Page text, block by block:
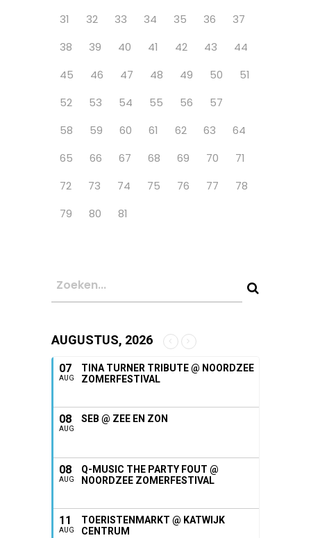
31
32 33 34 35 36
37
38
39 40 41 42 43
44
45
46 47 48 49 50
51
52
53 54 55 56
57
58
59 60 61 62 63
64
65
66 67 68 69 70
71
72
73 74 75 76 77
78
79
80 81
AUGUSTUS, 2026
07
AUG
TINA TURNER TRIBUTE @ NOORDZEE
ZOMERFESTIVAL
08
AUG
SEB @ ZEE EN ZON
08
AUG
Q-MUSIC THE PARTY FOUT @
NOORDZEE ZOMERFESTIVAL
11
AUG
TOERISTENMARKT @ KATWIJK
CENTRUM